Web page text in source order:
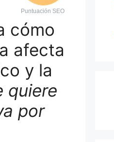
Puntuación SEO
cómo
afecta
y la
quiere
por